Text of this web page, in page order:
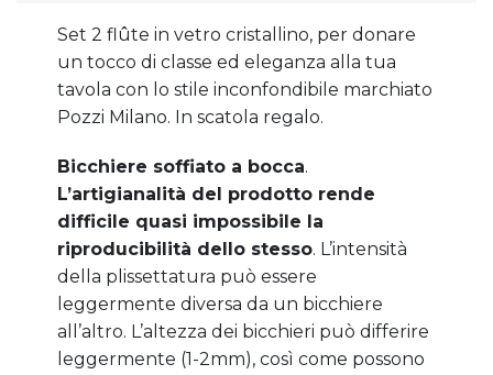
Set 2 flûte in vetro cristallino, per donare
un tocco di classe ed eleganza alla tua
tavola con lo stile inconfondibile marchiato
Pozzi Milano. In scatola regalo.
Bicchiere soffiato a bocca.
L’artigianalità del prodotto rende
difficile quasi impossibile la
riproducibilità dello stesso. L’intensità
della plissettatura può essere
leggermente diversa da un bicchiere
all’altro. L’altezza dei bicchieri può differire
leggermente (1-2mm), così come possono